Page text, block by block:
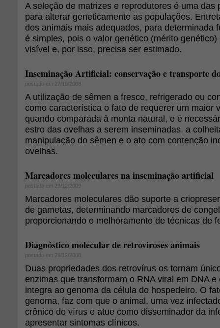
A seleção de matrizes e reprodutores é uma das
para alterar geneticamente as populações.
dos animais mais adequados, para determinada
é simples, pois o valor genético (mérito
visível e, por isso, precisa ser estimado.
Inseminação Artificial: conservação e transporte
postado em 27/10/2008
A utilização de sêmen a fresco, refrigerado ou
como característica o fato de requerer um maior
quando comparada à monta natural, e é
estro das ovelhas a serem inseminadas, a
manipulação do sêmen e o ato com contenção
ovelhas.
Marcadores moleculares na inseminação artificial
postado em 29/12/2009
Marcadores moleculares dão suporte a
de gametas, determinando marcadores de
proporcionando o melhoramento de técnicas de
Diagnóstico molecular de retroviroses animais
postado em 29/12/2008
Duas propriedades dos retrovírus os tornam
enzimas que transformam o RNA viral em DNA e
integra ao genoma da célula do hospedeiro. O
genoma, faz com que o animal, uma vez
crônico do vírus e atue como disseminador da
apresentar sintomas clínicos.